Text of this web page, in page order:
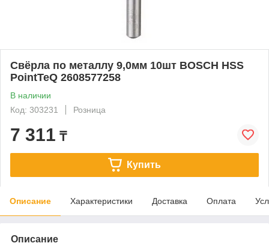
Свёрла по металлу 9,0мм 10шт BOSCH HSS
PointTeQ 2608577258
В наличии
Код: 303231
Розница
7 311 ₸
Купить
Описание Характеристики Доставка Оплата
Описание